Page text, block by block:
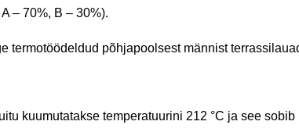
– 70%, B – 30%).
termotöödeldud põhjapoolsest männist
kuumutatakse temperatuurini 212 °C ja see